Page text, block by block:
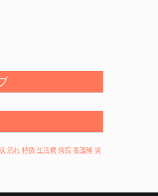
流れ 特徴 生活費 病院 看護師 資